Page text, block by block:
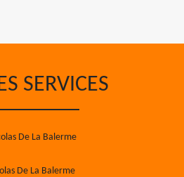
SERVICES
De La Balerme
De La Balerme